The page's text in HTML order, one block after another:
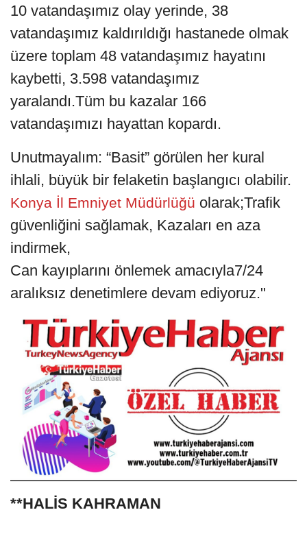
10 vatandaşımız olay yerinde, 38
vatandaşımız kaldırıldığı hastanede olmak
üzere toplam 48 vatandaşımız hayatını
kaybetti, 3.598 vatandaşımız
yaralandı.Tüm bu kazalar 166
vatandaşımızı hayattan kopardı.
Unutmayalım: “Basit” görülen her kural
ihlali, büyük bir felaketin başlangıcı olabilir.
Konya İl Emniyet Müdürlüğü olarak;Trafik
güvenliğini sağlamak, Kazaları en aza
indirmek,
Can kayıplarını önlemek amacıyla7/24
aralıksız denetimlere devam ediyoruz."
**HALİS KAHRAMAN